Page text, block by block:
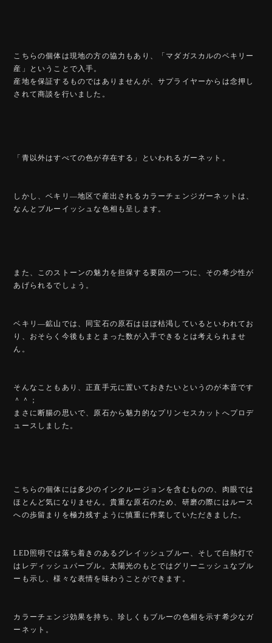
こちらの個体は現地の方の協力もあり、「マダガスカルのベキリー
産」ということで入手。
産地を保証するものではありませんが、サプライヤーからは念押し
されて商談を行いました。
「青以外はすべての色が存在する」といわれるガーネット。
しかし、ベキリ―地区で産出されるカラーチェンジガーネットは、
なんとブルーイッシュな色相も呈します。
また、このストーンの魅力を担保する要因の一つに、その希少性が
あげられるでしょう。
ベキリ―鉱山では、同宝石の原石はほぼ枯渇しているといわれてお
り、おそらく今後もまとまった数が入手できるとは考えられませ
ん。
そんなこともあり、正直手元に置いておきたいというのが本音です
＾＾；
まさに断腸の思いで、原石から魅力的なプリンセスカットへプロデ
ュースしました。
こちらの個体には多少のインクルージョンを含むものの、肉眼では
ほとんど気になりません。貴重な原石のため、研磨の際にはルース
への歩留まりを極力残すように慎重に作業していただきました。
LED照明では落ち着きのあるグレイッシュブルー、そして白熱灯で
はレディッシュパープル。太陽光のもとではグリーニッシュなブル
ーも示し、様々な表情を味わうことができます。
カラーチェンジ効果を持ち、珍しくもブルーの色相を示す希少なガ
ーネット。